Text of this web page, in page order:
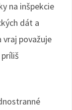
na inšpekcie
dát a
vraj považuje